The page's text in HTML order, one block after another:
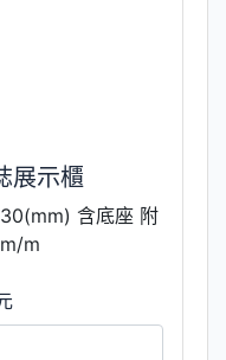
展示櫃
含底座 附
m